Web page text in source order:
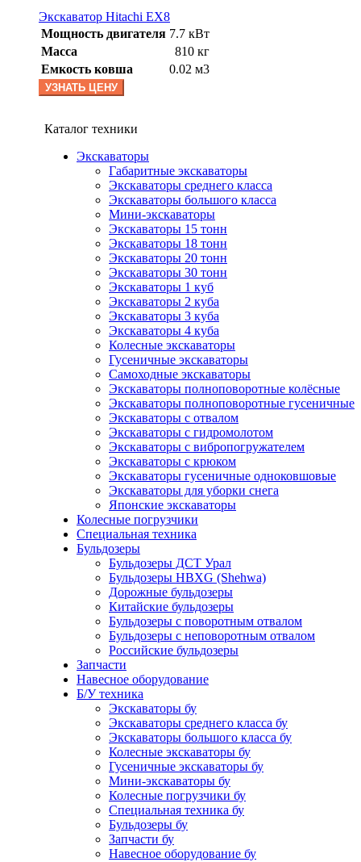
Экскаватор Hitachi EX8
Мощность двигателя 7.7 кВт
Масса
810 кг
Емкость ковша
0.02 м3
УЗНАТЬ ЦЕНУ
Каталог техники
Экскаваторы
Габаритные экскаваторы
Экскаваторы среднего класса
Экскаваторы большого класса
Мини-экскаваторы
Экскаваторы 15 тонн
Экскаваторы 18 тонн
Экскаваторы 20 тонн
Экскаваторы 30 тонн
Экскаваторы 1 куб
Экскаваторы 2 куба
Экскаваторы 3 куба
Экскаваторы 4 куба
Колесные экскаваторы
Гусеничные экскаваторы
Самоходные экскаваторы
Экскаваторы полноповоротные колёсные
Экскаваторы полноповоротные гусеничные
Экскаваторы с отвалом
Экскаваторы с гидромолотом
Экскаваторы с вибропогружателем
Экскаваторы с крюком
Экскаваторы гусеничные одноковшовые
Экскаваторы для уборки снега
Японские экскаваторы
Колесные погрузчики
Специальная техника
Бульдозеры
Бульдозеры ДСТ Урал
Бульдозеры HBXG (Shehwa)
Дорожные бульдозеры
Китайские бульдозеры
Бульдозеры с поворотным отвалом
Бульдозеры с неповоротным отвалом
Российские бульдозеры
Запчасти
Навесное оборудование
Б/У техника
Экскаваторы бу
Экскаваторы среднего класса бу
Экскаваторы большого класса бу
Колесные экскаваторы бу
Гусеничные экскаваторы бу
Мини-экскаваторы бу
Колесные погрузчики бу
Специальная техника бу
Бульдозеры бу
Запчасти бу
Навесное оборудование бу